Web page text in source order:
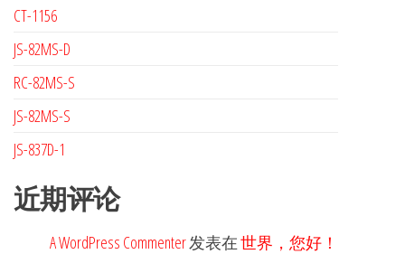
CT-1156
JS-82MS-D
RC-82MS-S
JS-82MS-S
JS-837D-1
近期评论
A WordPress Commenter发表在世界，您好！